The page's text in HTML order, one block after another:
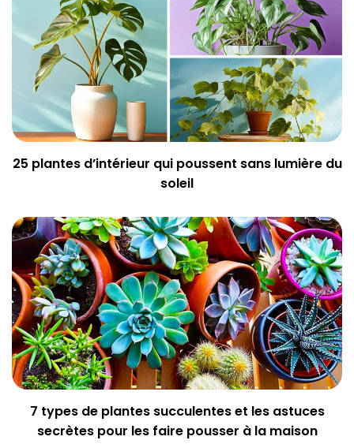
25 plantes d’intérieur qui poussent sans lumière du
soleil
7 types de plantes succulentes et les astuces
secrètes pour les faire pousser à la maison